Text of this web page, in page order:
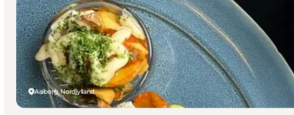
Aalborg, Nordjylland